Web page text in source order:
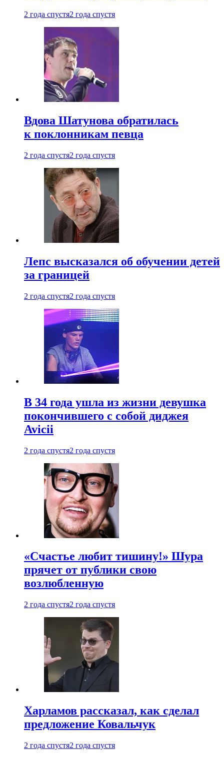
2 года спустя2 года спустя
Вдова Шатунова обратилась
к поклонникам певца
2 года спустя2 года спустя
Лепс высказался об обучении детей
за границей
2 года спустя2 года спустя
В 34 года ушла из жизни девушка
покончившего с собой диджея
Avicii
2 года спустя2 года спустя
«Счастье любит тишину!» Шура
прячет от публики свою
возлюбленную
2 года спустя2 года спустя
Харламов рассказал, как сделал
предложение Ковальчук
2 года спустя2 года спустя